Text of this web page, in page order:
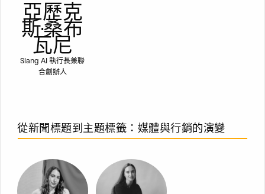
亞歷克
斯·桑布
瓦尼
Slang AI 執行長兼聯
合創辦人
從新聞標題到主題標籤：媒體與行銷的演變